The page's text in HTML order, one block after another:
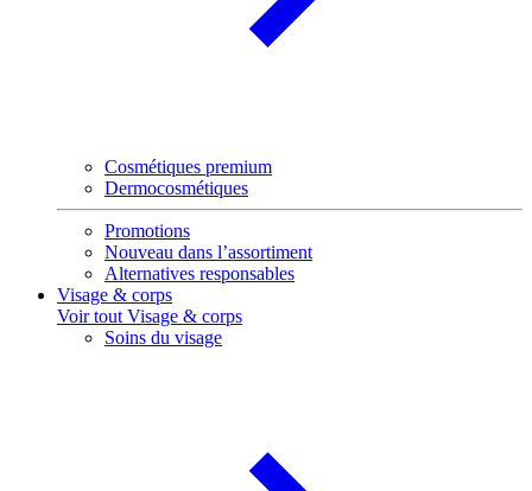
Cosmétiques premium
Dermocosmétiques
Promotions
Nouveau dans l’assortiment
Alternatives responsables
Visage & corps
Voir tout Visage & corps
Soins du visage